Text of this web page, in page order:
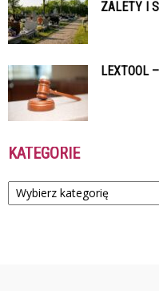
ZALETY I
LEXTOOL
KATEGORIE
Kategorie